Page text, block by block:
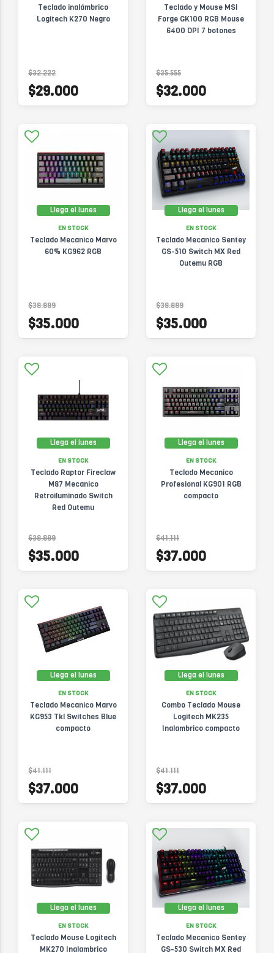
Teclado inalámbrico
Logitech K270 Negro
$32.222
$29.000
Teclado y Mouse MSI
Forge GK100 RGB Mouse
6400 DPI 7 botones
$35.555
$32.000
Llega el lunes
EN STOCK
Teclado Mecanico Marvo
60% KG962 RGB
$38.889
$35.000
Llega el lunes
EN STOCK
Teclado Mecanico Sentey
GS-510 Switch MX Red
Outemu RGB
$38.889
$35.000
Llega el lunes
EN STOCK
Teclado Raptor Fireclaw
M87 Mecanico
Retroiluminado Switch
Red Outemu
$38.889
$35.000
Llega el lunes
EN STOCK
Teclado Mecanico
Profesional KG901 RGB
compacto
$41.111
$37.000
Llega el lunes
EN STOCK
Teclado Mecanico Marvo
KG953 Tkl Switches Blue
compacto
$41.111
$37.000
Llega el lunes
EN STOCK
Combo Teclado Mouse
Logitech MK235
Inalambrico compacto
$41.111
$37.000
Llega el lunes
EN STOCK
Teclado Mouse Logitech
MK270 Inalambrico
Llega el lunes
EN STOCK
Teclado Mecanico Sentey
GS-530 Switch MX Red